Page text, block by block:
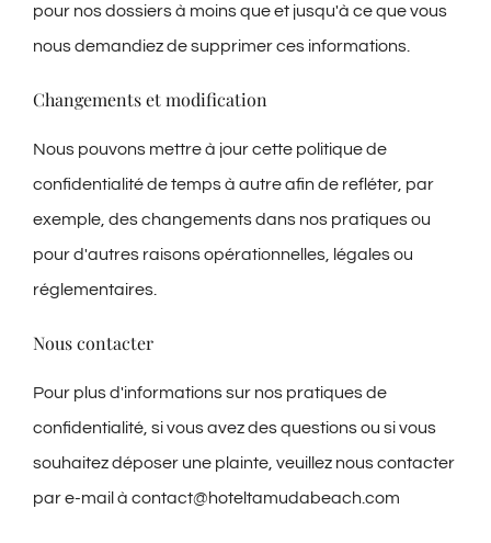
pour nos dossiers à moins que et jusqu'à ce que vous
nous demandiez de supprimer ces informations.
Changements et modification
Nous pouvons mettre à jour cette politique de
confidentialité de temps à autre afin de refléter, par
exemple, des changements dans nos pratiques ou
pour d'autres raisons opérationnelles, légales ou
réglementaires.
Nous contacter
Pour plus d'informations sur nos pratiques de
confidentialité, si vous avez des questions ou si vous
souhaitez déposer une plainte, veuillez nous contacter
par e-mail à contact@hoteltamudabeach.com